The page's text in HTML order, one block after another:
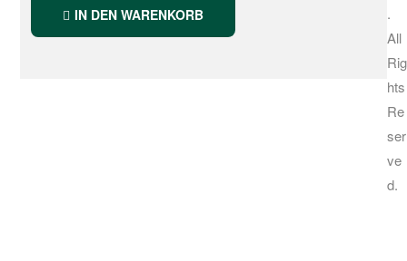
IN DEN WARENKORB
.
All
Rig
hts
Re
ser
ve
d.